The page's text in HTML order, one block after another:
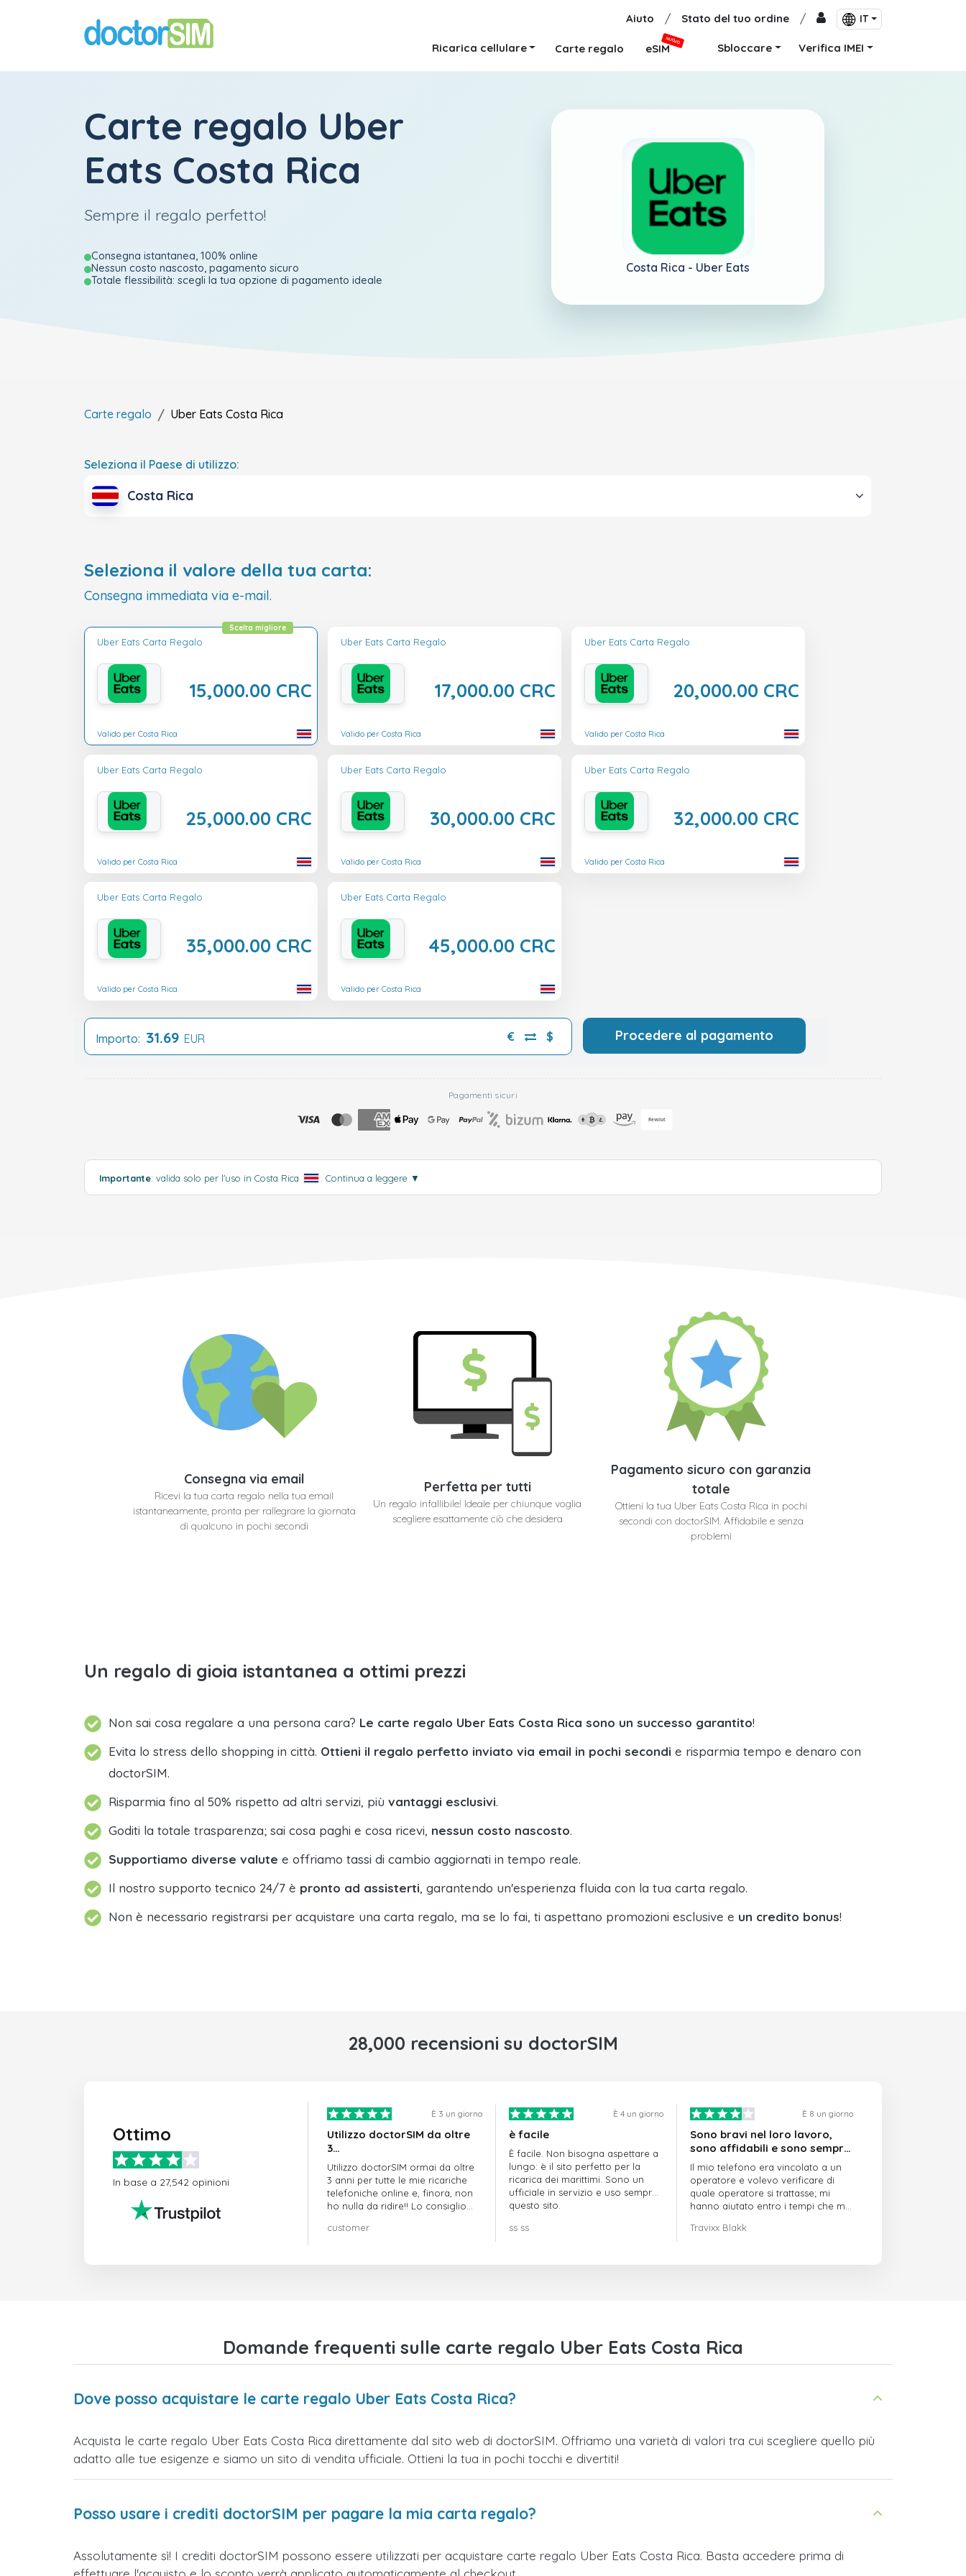
Aiuto / Stato del tuo ordine / IT
Ricarica cellulare Carte regalo eSIM
NUOVO
Sbloccare Verifica IMEI
Carte regalo Uber
Eats Costa Rica
Sempre il regalo perfetto!
Consegna istantanea, 100% online
Nessun costo nascosto, pagamento sicuro
Totale flessibilità: scegli la tua opzione di pagamento ideale
Costa Rica - Uber Eats
Carte regalo Uber Eats Costa Rica
Seleziona il Paese di utilizzo:
Costa Rica
Seleziona il valore della tua carta:
Consegna immediata via e-mail.
Uber Eats Carta Regalo
15,000.00 CRC
Scelta migliore
Valido per Costa Rica
Uber Eats Carta Regalo
17,000.00 CRC
Valido per Costa Rica
Uber Eats Carta Regalo
20,000.00 CRC
Valido per Costa Rica
Uber Eats Carta Regalo
25,000.00 CRC
Valido per Costa Rica
Uber Eats Carta Regalo
30,000.00 CRC
Valido per Costa Rica
Uber Eats Carta Regalo
32,000.00 CRC
Valido per Costa Rica
Uber Eats Carta Regalo
35,000.00 CRC
Valido per Costa Rica
Uber Eats Carta Regalo
45,000.00 CRC
Valido per Costa Rica
Importo: 31.69 EUR € $ Procedere al pagamento
Pagamenti sicuri
Importante: valida solo per l'uso in Costa Rica Continua a leggere ▼
Consegna via email
Ricevi la tua carta regalo nella tua email
istantaneamente, pronta per rallegrare la giornata
di qualcuno in pochi secondi
Perfetta per tutti
Un regalo infallibile! Ideale per chiunque voglia
scegliere esattamente ciò che desidera
Pagamento sicuro con garanzia
totale
Ottieni la tua Uber Eats Costa Rica in pochi
secondi con doctorSIM. Affidabile e senza
problemi
Un regalo di gioia istantanea a ottimi prezzi
Non sai cosa regalare a una persona cara? Le carte regalo Uber Eats Costa Rica sono un successo garantito!
Evita lo stress dello shopping in città. Ottieni il regalo perfetto inviato via email in pochi secondi e risparmia tempo e denaro con
doctorSIM.
Risparmia fino al 50% rispetto ad altri servizi, più vantaggi esclusivi.
Goditi la totale trasparenza; sai cosa paghi e cosa ricevi, nessun costo nascosto.
Supportiamo diverse valute e offriamo tassi di cambio aggiornati in tempo reale.
Il nostro supporto tecnico 24/7 è pronto ad assisterti, garantendo un'esperienza fluida con la tua carta regalo.
Non è necessario registrarsi per acquistare una carta regalo, ma se lo fai, ti aspettano promozioni esclusive e un credito bonus!
28,000 recensioni su doctorSIM
Ottimo
In base a 27,542 opinioni
È 3 un giorno
Utilizzo doctorSIM da oltre
3…
Utilizzo doctorSIM ormai da oltre
3 anni per tutte le mie ricariche
telefoniche online e, finora, non
ho nulla da ridire!! Lo consiglio
customer
È 4 un giorno
è facile
È facile. Non bisogna aspettare a
lungo: è il sito perfetto per la
ricarica dei marittimi. Sono un
ufficiale in servizio e uso sempre
questo sito.
ss ss
È 8 un giorno
Sono bravi nel loro lavoro,
sono affidabili e sono sempre
puntuali
Il mio telefono era vincolato a un
operatore e volevo verificare di
quale operatore si trattasse; mi
hanno aiutato entro i tempi che mi
Travixx Blakk
Domande frequenti sulle carte regalo Uber Eats Costa Rica
Dove posso acquistare le carte regalo Uber Eats Costa Rica?
Acquista le carte regalo Uber Eats Costa Rica direttamente dal sito web di doctorSIM. Offriamo una varietà di valori tra cui scegliere quello più
adatto alle tue esigenze e siamo un sito di vendita ufficiale. Ottieni la tua in pochi tocchi e divertiti!
Posso usare i crediti doctorSIM per pagare la mia carta regalo?
Assolutamente sì! I crediti doctorSIM possono essere utilizzati per acquistare carte regalo Uber Eats Costa Rica. Basta accedere prima di